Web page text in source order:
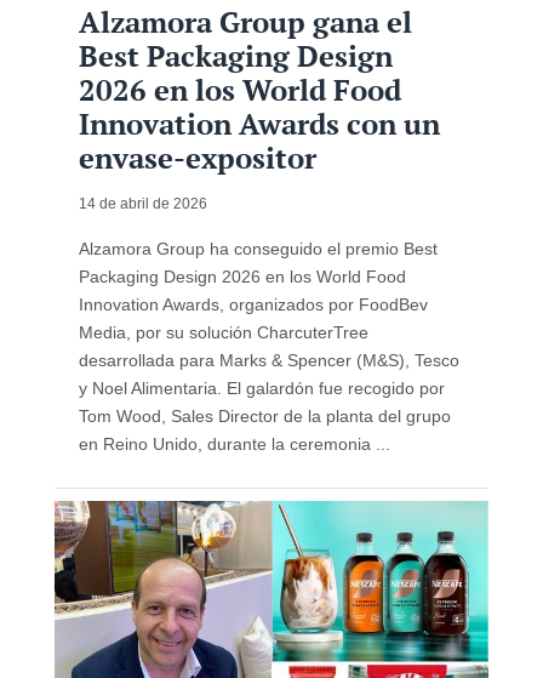
Alzamora Group gana el
Best Packaging Design
2026 en los World Food
Innovation Awards con un
envase-expositor
14 de abril de 2026
Alzamora Group ha conseguido el premio Best
Packaging Design 2026 en los World Food
Innovation Awards, organizados por FoodBev
Media, por su solución CharcuterTree
desarrollada para Marks & Spencer (M&S), Tesco
y Noel Alimentaria. El galardón fue recogido por
Tom Wood, Sales Director de la planta del grupo
en Reino Unido, durante la ceremonia ...